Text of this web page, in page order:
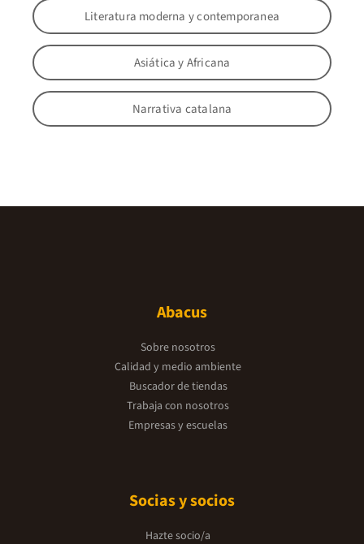
Literatura moderna y contemporanea
Asiática y Africana
Narrativa catalana
Abacus
Sobre nosotros
Calidad y medio ambiente
Buscador de tiendas
Trabaja con nosotros
Empresas y escuelas
Socias y socios
Hazte socio/a